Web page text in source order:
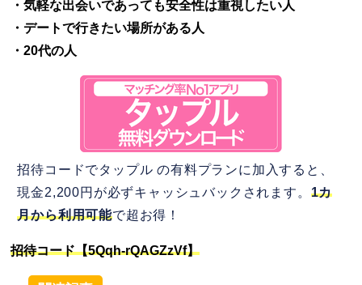
・気軽な出会いであっても安全性は重視したい人
・デートで行きたい場所がある人
・20代の人
招待コードでタップル の有料プランに加入すると、
現金2,200円が必ずキャッシュバックされます。 1カ
月から利用可能で超お得！
招待コード【5Qqh-rQAGZzVf】